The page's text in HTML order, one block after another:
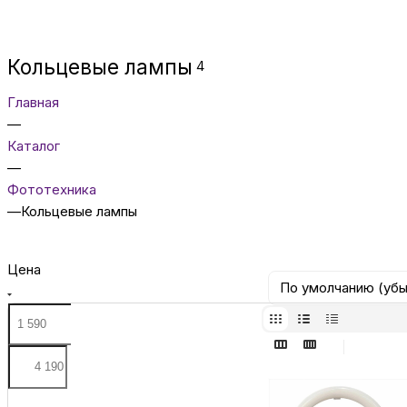
Кольцевые лампы 4
Главная
—
Каталог
—
Фототехника
—Кольцевые лампы
По умолчанию
Цена